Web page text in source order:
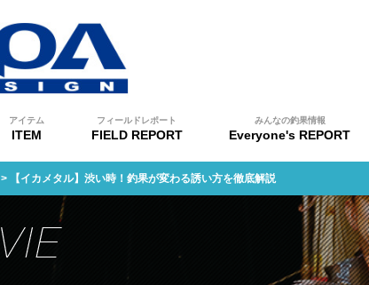
アイテム
ITEM
フィールドレポート
FIELD REPORT
みんなの釣果情報
Everyone's REPORT
> 【イカメタル】渋い時！釣果が変わる誘い方を徹底解説